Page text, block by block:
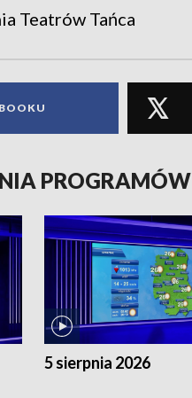
Teatrów Tańca
PROGRAMÓW
5 sierpnia 2026